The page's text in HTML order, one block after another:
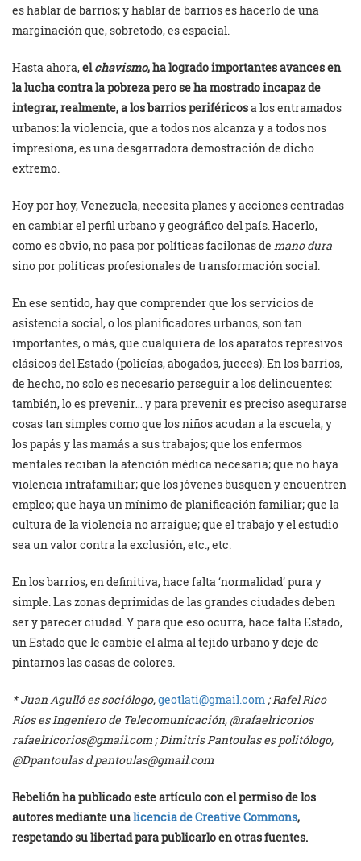
es hablar de barrios; y hablar de barrios es hacerlo de una
marginación que, sobretodo, es espacial.
Hasta ahora,elchavismo, ha logrado importantes avances en
la lucha contra la pobreza pero se ha mostrado incapaz de
integrar, realmente, a los barrios periféricosa los entramados
urbanos: la violencia, que a todos nos alcanza y a todos nos
impresiona, es una desgarradora demostración de dicho
extremo.
Hoy por hoy, Venezuela, necesita planes y acciones centradas
en cambiar el perfil urbano y geográfico del país. Hacerlo,
como es obvio, no pasa por políticas facilonas de mano dura
sino por políticas profesionales de transformación social.
En ese sentido, hay que comprender que los servicios de
asistencia social, o los planificadores urbanos, son tan
importantes, o más, que cualquiera de los aparatos represivos
clásicos del Estado (policías, abogados, jueces). En los barrios,
de hecho, no solo es necesario perseguir a los delincuentes:
también, lo es prevenir… y para prevenir es preciso asegurarse
cosas tan simples como que los niños acudan a la escuela, y
los papás y las mamás a sus trabajos; que los enfermos
mentales reciban la atención médica necesaria; que no haya
violencia intrafamiliar; que los jóvenes busquen y encuentren
empleo; que haya un mínimo de planificación familiar; que la
cultura de la violencia no arraigue; que el trabajo y el estudio
sea un valor contra la exclusión, etc., etc.
En los barrios, en definitiva, hace falta ‘normalidad’ pura y
simple. Las zonas deprimidas de las grandes ciudades deben
ser y parecer ciudad. Y para que eso ocurra, hace falta Estado,
un Estado que le cambie el alma al tejido urbano y deje de
pintarnos las casas de colores.
* Juan Agulló es sociólogo,geotlati@gmail.com ; Rafel Rico
Ríos es Ingeniero de Telecomunicación, @rafaelricorios
rafaelricorios@gmail.com ; Dimitris Pantoulas es politólogo,
@Dpantoulasd.pantoulas@gmail.com
Rebelión ha publicado este artículo con el permiso de los
autores mediante unalicencia de Creative Commons,
respetando su libertad para publicarlo en otras fuentes.